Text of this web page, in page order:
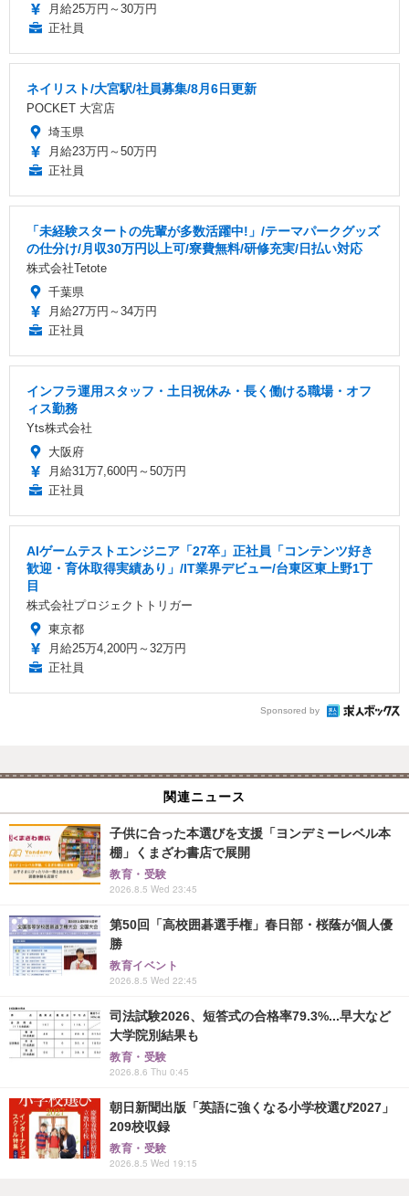
月給25万円～30万円
正社員
ネイリスト/大宮駅/社員募集/8月6日更新
POCKET 大宮店
埼玉県
月給23万円～50万円
正社員
「未経験スタートの先輩が多数活躍中!」/テーマパークグッズ
の仕分け/月収30万円以上可/寮費無料/研修充実/日払い対応
株式会社Tetote
千葉県
月給27万円～34万円
正社員
インフラ運用スタッフ・土日祝休み・長く働ける職場・オフ
ィス勤務
Yts株式会社
大阪府
月給31万7,600円～50万円
正社員
AIゲームテストエンジニア「27卒」正社員「コンテンツ好き
歓迎・育休取得実績あり」/IT業界デビュー/台東区東上野1丁
目
株式会社プロジェクトトリガー
東京都
月給25万4,200円～32万円
正社員
Sponsored by
関連ニュース
子供に合った本選びを支援「ヨンデミーレベル本
棚」くまざわ書店で展開
教育・受験
2026.8.5 Wed 23:45
第50回「高校囲碁選手権」春日部・桜蔭が個人優
勝
教育イベント
2026.8.5 Wed 22:45
司法試験2026、短答式の合格率79.3%...早大など
大学院別結果も
教育・受験
2026.8.6 Thu 0:45
朝日新聞出版「英語に強くなる小学校選び2027」
209校収録
教育・受験
2026.8.5 Wed 19:15